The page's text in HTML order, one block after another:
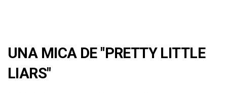
UNA MICA DE "PRETTY LITTLE
LIARS"